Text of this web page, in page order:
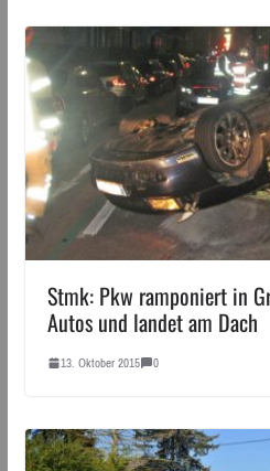
Stmk: Pkw ramponiert in
Autos und landet am Dach
13. Oktober 2015 0